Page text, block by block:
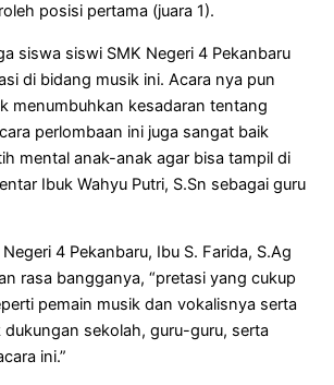
posisi pertama (juara 1).
siswa siswi SMK Negeri 4 Pekanbaru
di bidang musik ini. Acara nya pun
menumbuhkan kesadaran tentang
perlombaan ini juga sangat baik
mental anak-anak agar bisa tampil di
Ibuk Wahyu Putri, S.Sn sebagai guru
4 Pekanbaru, Ibu S. Farida, S.Ag
rasa bangganya, “pretasi yang cukup
pemain musik dan vokalisnya serta
dukungan sekolah, guru-guru, serta
ini.”